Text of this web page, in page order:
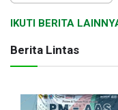
IKUTI BERITA
Berita Lintas